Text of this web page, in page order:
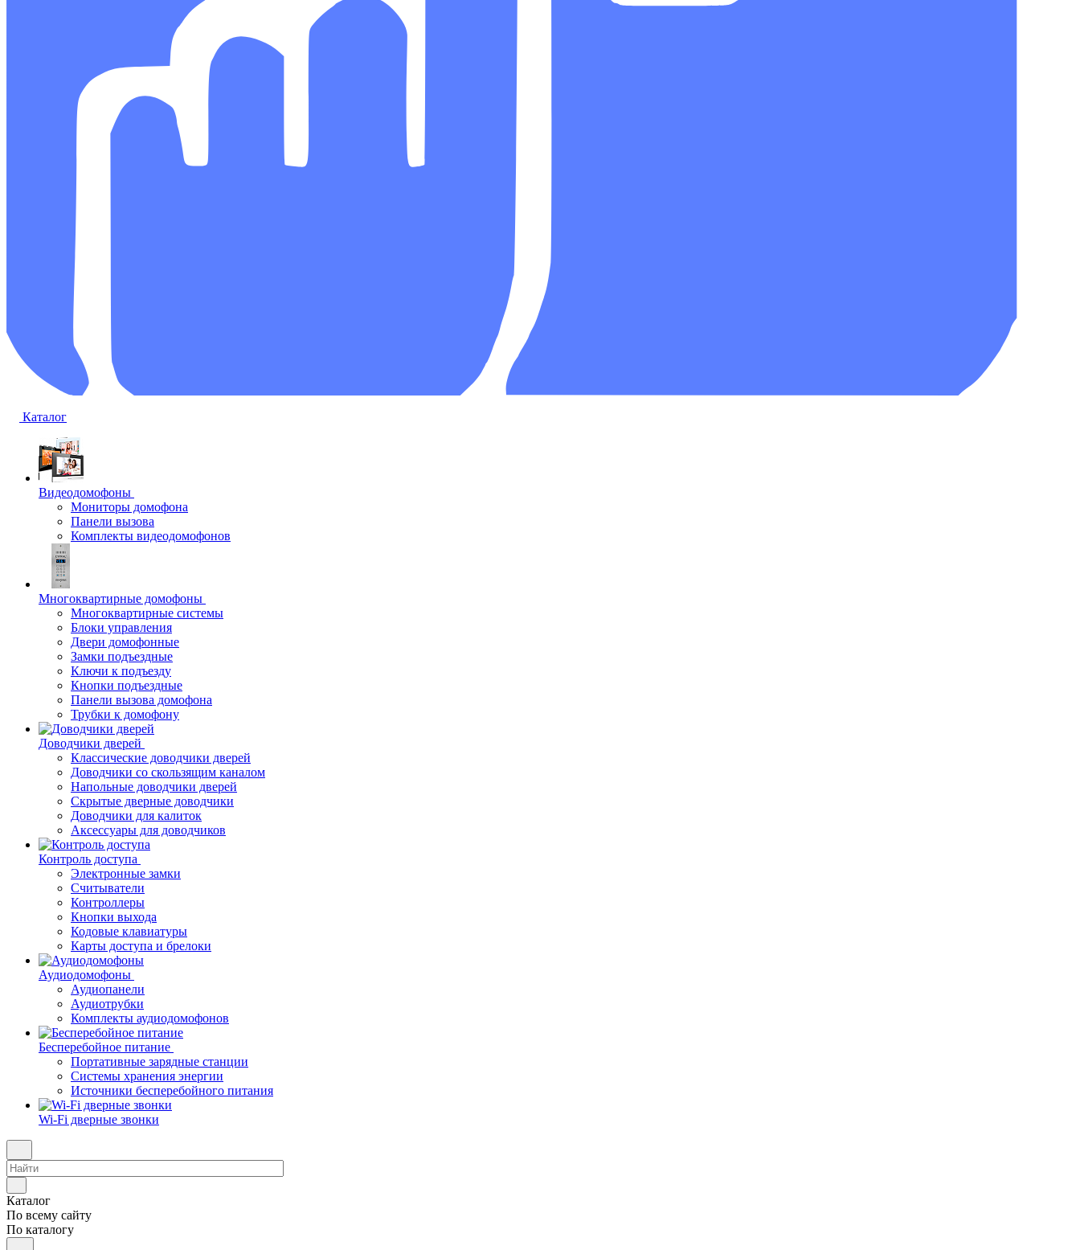
Каталог
Видеодомофоны
Мониторы домофона
Панели вызова
Комплекты видеодомофонов
Многоквартирные домофоны
Многоквартирные системы
Блоки управления
Двери домофонные
Замки подъездные
Ключи к подъезду
Кнопки подъездные
Панели вызова домофона
Трубки к домофону
Доводчики дверей
Классические доводчики дверей
Доводчики со скользящим каналом
Напольные доводчики дверей
Скрытые дверные доводчики
Доводчики для калиток
Аксессуары для доводчиков
Контроль доступа
Электронные замки
Считыватели
Контроллеры
Кнопки выхода
Кодовые клавиатуры
Карты доступа и брелоки
Аудиодомофоны
Аудиопанели
Аудиотрубки
Комплекты аудиодомофонов
Бесперебойное питание
Портативные зарядные станции
Системы хранения энергии
Источники бесперебойного питания
Wi-Fi дверные звонки
Каталог
По всему сайту
По каталогу